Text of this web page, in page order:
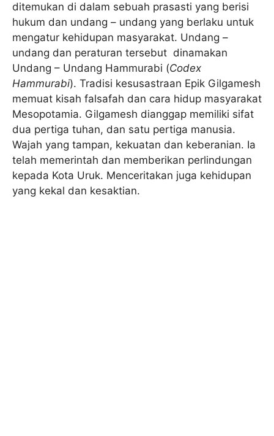
ditemukan di dalam sebuah prasasti yang berisi
hukum dan undang – undang yang berlaku untuk
mengatur kehidupan masyarakat. Undang –
undang dan peraturan tersebut dinamakan
Undang – Undang Hammurabi (Codex
Hammurabi). Tradisi kesusastraan Epik Gilgamesh
memuat kisah falsafah dan cara hidup masyarakat
Mesopotamia. Gilgamesh dianggap memiliki sifat
dua pertiga tuhan, dan satu pertiga manusia.
Wajah yang tampan, kekuatan dan keberanian. Ia
telah memerintah dan memberikan perlindungan
kepada Kota Uruk. Menceritakan juga kehidupan
yang kekal dan kesaktian.